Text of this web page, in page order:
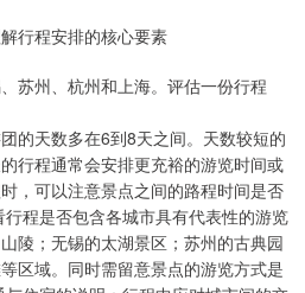
行程安排的核心要素
苏州、杭州和上海。评估一份行程
的天数多在6到8天之间。天数较短的
行程通常会安排更充裕的游览时间或
，可以注意景点之间的路程时间是否
程是否包含各城市具有代表性的游览
陵；无锡的太湖景区；苏州的古典园
区域。同时需留意景点的游览方式是